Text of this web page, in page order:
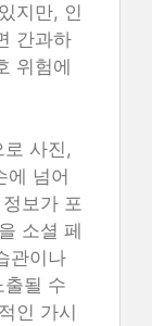
지만, 인
간과하
위험에
로 사진,
에 넘어
보가 포
소셜 페
관이나
출될 수
인 가시